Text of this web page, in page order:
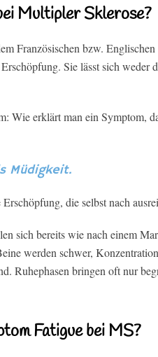
Multipler Sklerose?
Französischen bzw.
Sie lässt sich
Wie erklärt man ein Symptom,
Müdigkeit.
die selbst nach
sich bereits wie nach einem
werden schwer,
Ruhephasen bringen oft nur
Fatigue bei MS?